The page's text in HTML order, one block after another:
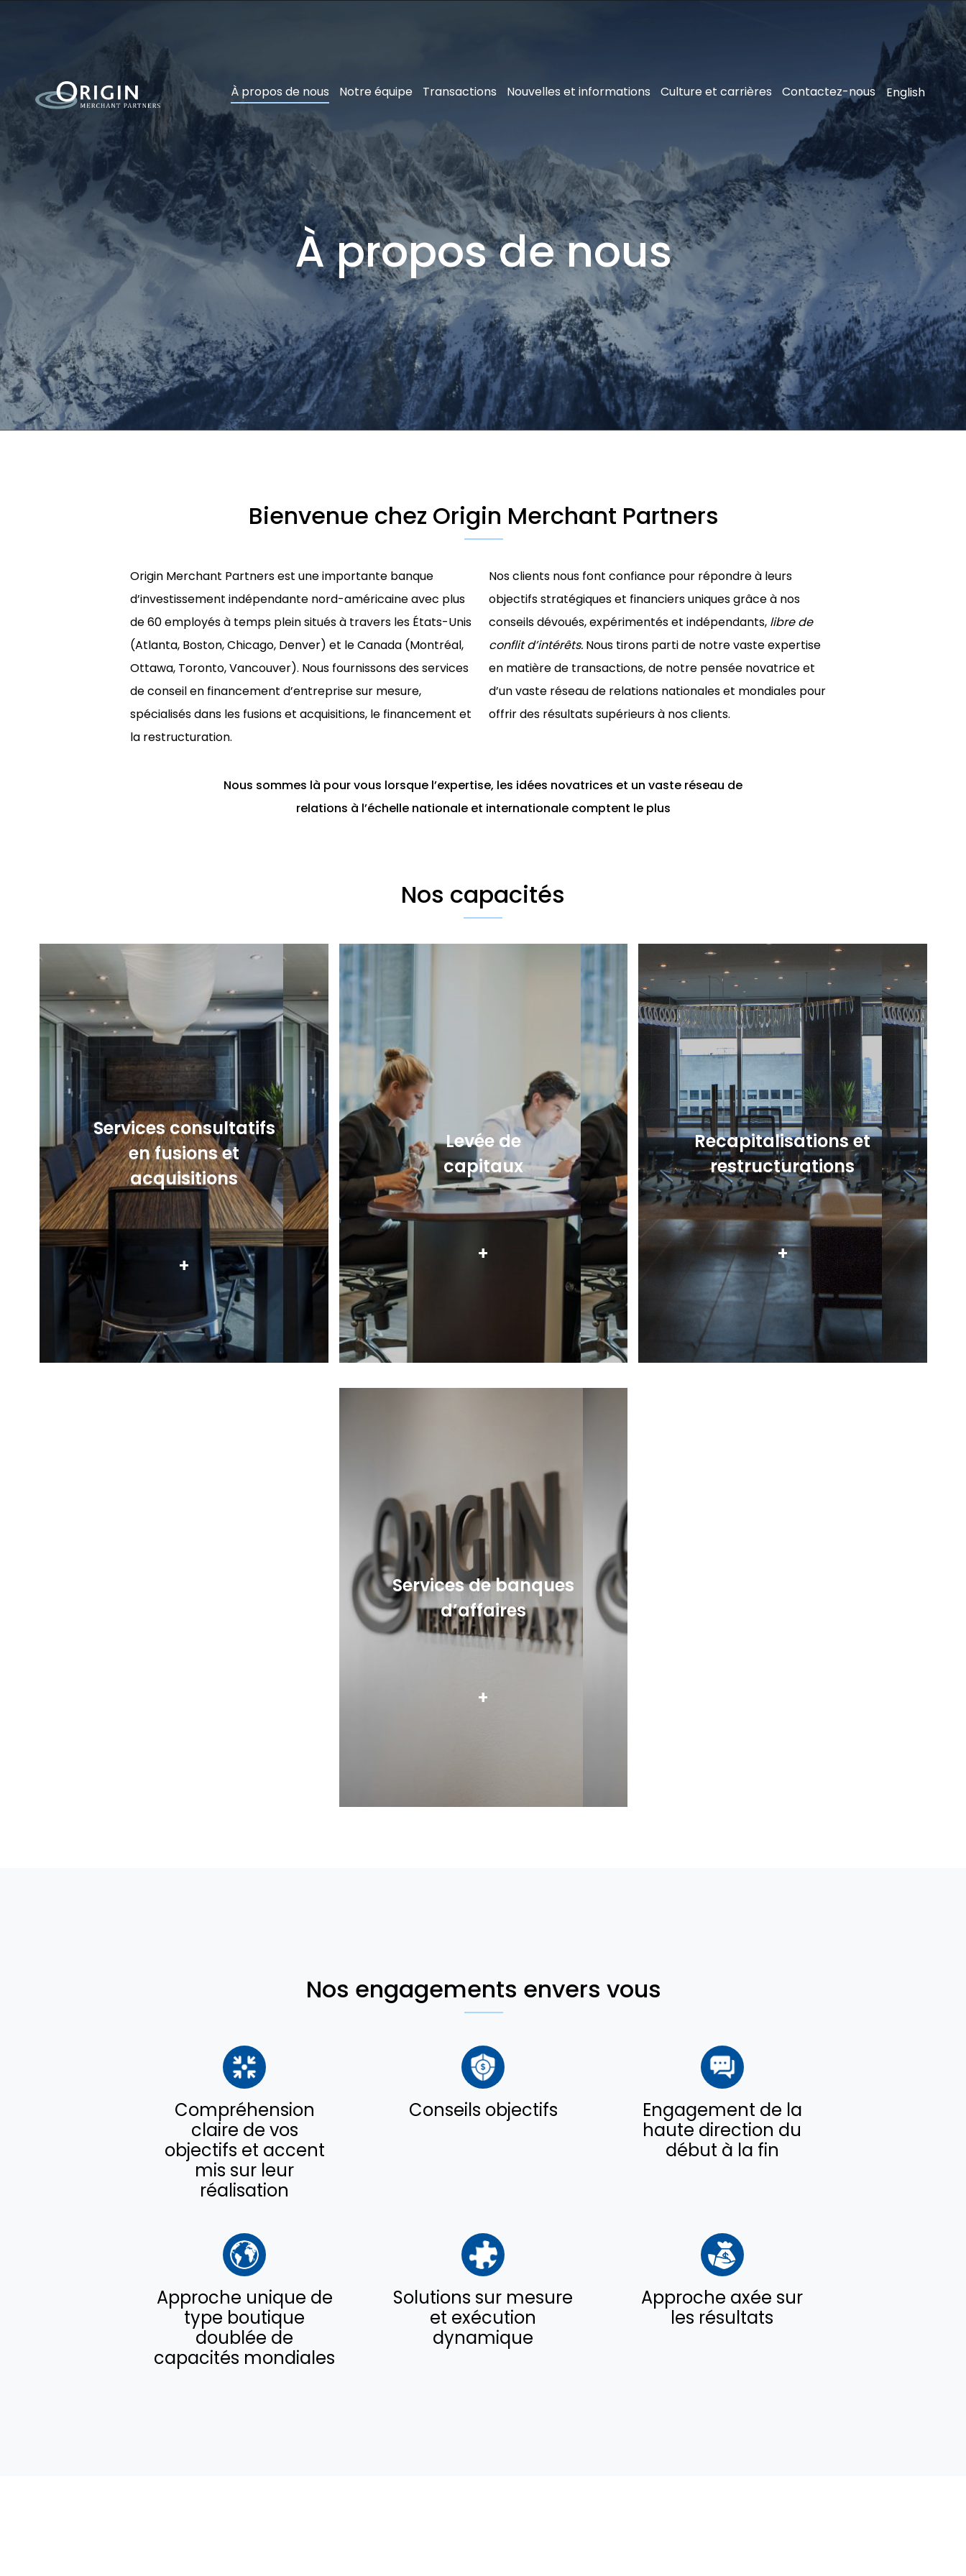
À propos de nous Notre équipe Transactions Nouvelles et informations Culture et carrières Contactez-nous English
À propos de nous
Bienvenue chez Origin Merchant Partners
Origin Merchant Partners est une importante banque
d’investissement indépendante nord-américaine avec plus
de 60 employés à temps plein situés à travers les États-Unis
(Atlanta, Boston, Chicago, Denver) et le Canada (Montréal,
Ottawa, Toronto, Vancouver). Nous fournissons des services
de conseil en financement d’entreprise sur mesure,
spécialisés dans les fusions et acquisitions, le financement et
la restructuration.
Nos clients nous font confiance pour répondre à leurs
objectifs stratégiques et financiers uniques grâce à nos
conseils dévoués, expérimentés et indépendants, libre de
conflit d’intérêts. Nous tirons parti de notre vaste expertise
en matière de transactions, de notre pensée novatrice et
d’un vaste réseau de relations nationales et mondiales pour
offrir des résultats supérieurs à nos clients.
Nous sommes là pour vous lorsque l’expertise, les idées novatrices et un vaste réseau de
relations à l’échelle nationale et internationale comptent le plus
Nos capacités
Services consultatifs
en fusions et
acquisitions
+
Levée de
capitaux
+
Recapitalisations et
restructurations
+
Services de banques
d’affaires
+
Nos engagements envers vous
Compréhension
claire de vos
objectifs et accent
mis sur leur
réalisation
Conseils objectifs
Engagement de la
haute direction du
début à la fin
Approche unique de
type boutique
doublée de
capacités mondiales
Solutions sur mesure
et exécution
dynamique
Approche axée sur
les résultats